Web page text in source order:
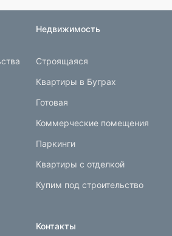
Недвижимость
Строящаяся
Квартиры в Буграх
Готовая
Коммерческие помещения
Паркинги
Квартиры с отделкой
Купим под строительство
Контакты